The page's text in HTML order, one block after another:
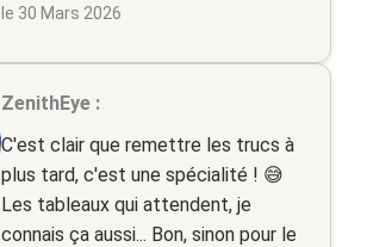
le 30 Mars 2026
ZenithEye :
C'est clair que remettre les trucs à
plus tard, c'est une spécialité ! 😅
Les tableaux qui attendent, je
connais ça aussi... Bon, sinon pour le